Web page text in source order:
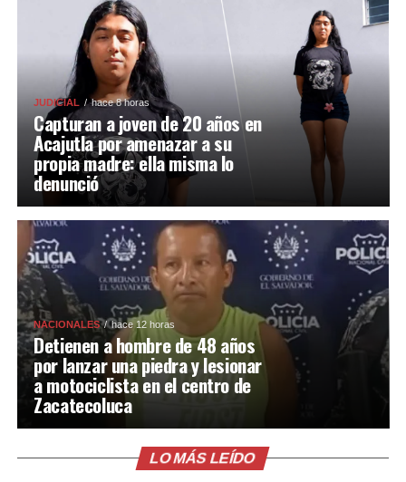
JUDICIAL hace 8 horas
Capturan a joven de 20 años en
Acajutla por amenazar a su
propia madre: ella misma lo
denunció
NACIONALES hace 12 horas
Detienen a hombre de 48 años
por lanzar una piedra y lesionar
a motociclista en el centro de
Zacatecoluca
LO MÁS LEÍDO